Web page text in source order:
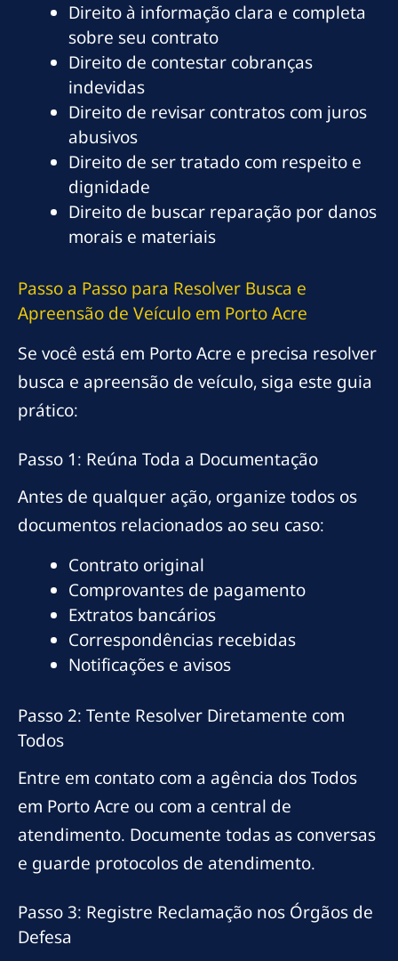
Direito à informação clara e completa
sobre seu contrato
Direito de contestar cobranças
indevidas
Direito de revisar contratos com juros
abusivos
Direito de ser tratado com respeito e
dignidade
Direito de buscar reparação por danos
morais e materiais
Passo a Passo para Resolver Busca e
Apreensão de Veículo em Porto Acre
Se você está em Porto Acre e precisa resolver
busca e apreensão de veículo, siga este guia
prático:
Passo 1: Reúna Toda a Documentação
Antes de qualquer ação, organize todos os
documentos relacionados ao seu caso:
Contrato original
Comprovantes de pagamento
Extratos bancários
Correspondências recebidas
Notificações e avisos
Passo 2: Tente Resolver Diretamente com
Todos
Entre em contato com a agência dos Todos
em Porto Acre ou com a central de
atendimento. Documente todas as conversas
e guarde protocolos de atendimento.
Passo 3: Registre Reclamação nos Órgãos de
Defesa